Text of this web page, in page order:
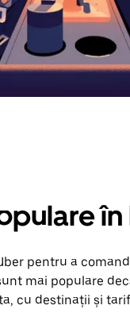
în
pentru a
mai populare
cu destinații și